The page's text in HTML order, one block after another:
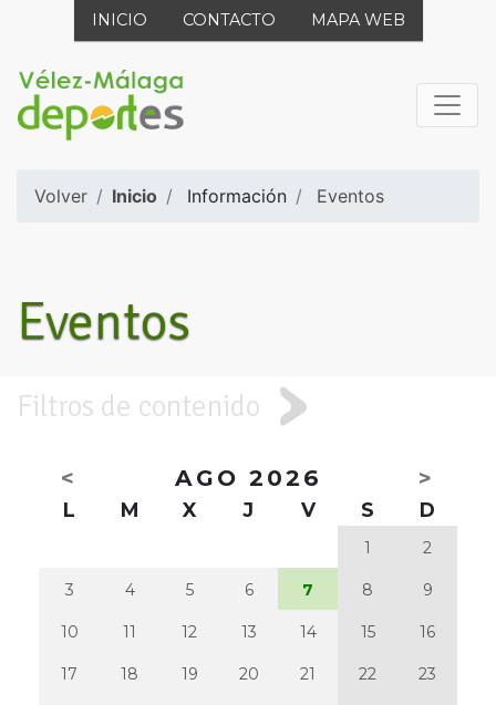
INICIO CONTACTO MAPA WEB
Volver Inicio Información Eventos
Eventos
Filtros de contenido
< AGO 2026 >
L M X J V S D
1 2
3 4 5 6 7 8 9
10 11 12 13 14 15 16
17 18 19 20 21 22 23